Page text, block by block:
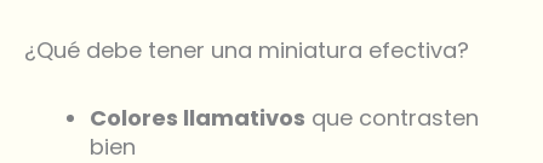
¿Qué debe tener una miniatura efectiva?
Colores llamativos que contrasten
bien